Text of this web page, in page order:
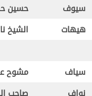
سيوف حسين
هيهات الشيخ
سياف مشوح